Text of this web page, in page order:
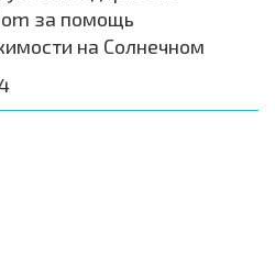
за помощь
на Солнечном